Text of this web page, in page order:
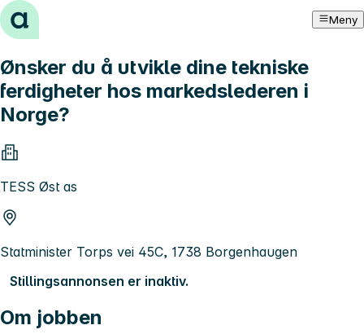
Hopp til innhold Meny
Ønsker du å utvikle dine tekniske
ferdigheter hos markedslederen i
Norge?
TESS Øst as
Statminister Torps vei 45C, 1738 Borgenhaugen
Stillingsannonsen er inaktiv.
Om jobben